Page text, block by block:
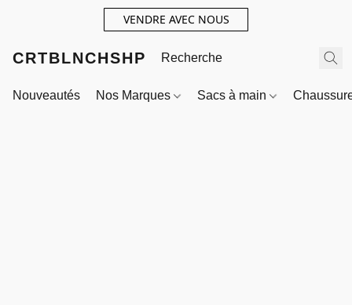
VENDRE AVEC NOUS
CRTBLNCHSHP
Nouveautés Nos Marques Sacs à main